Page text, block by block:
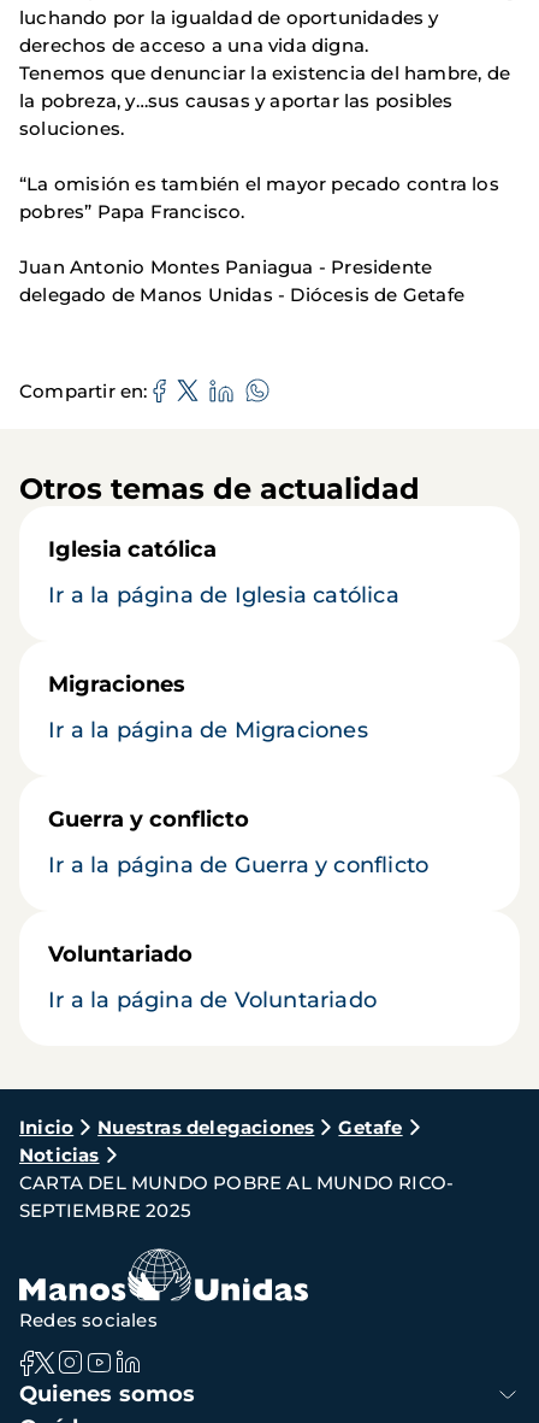
luchando por la igualdad de oportunidades y
derechos de acceso a una vida digna.
Tenemos que denunciar la existencia del hambre, de
la pobreza, y…sus causas y aportar las posibles
soluciones.
“La omisión es también el mayor pecado contra los
pobres” Papa Francisco.
Juan Antonio Montes Paniagua - Presidente
delegado de Manos Unidas - Diócesis de Getafe
Compartir en
Otros temas de actualidad
Iglesia católica
Ir a la página de Iglesia católica
Migraciones
Ir a la página de Migraciones
Guerra y conflicto
Ir a la página de Guerra y conflicto
Voluntariado
Ir a la página de Voluntariado
Ruta
de
navegación
Inicio Nuestras delegaciones
Getafe
Noticias
CARTA DEL MUNDO POBRE AL MUNDO RICO-
SEPTIEMBRE 2025
Navegación
principal
Quienes somos
Redes sociales